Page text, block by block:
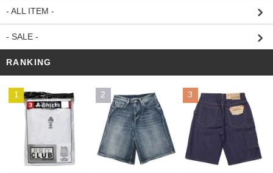
- ALL ITEM -
- SALE -
RANKING
1 2 3